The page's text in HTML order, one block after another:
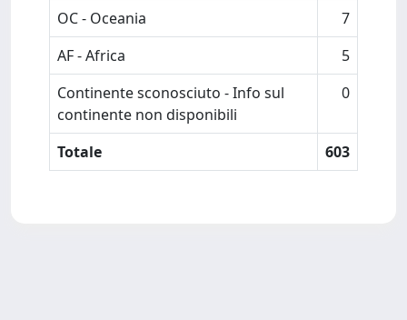
OC - Oceania
7
AF - Africa
5
Continente sconosciuto - Info sul
continente non disponibili
0
Totale 603